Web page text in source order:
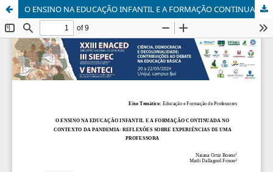
O ENSINO NA EDUCAÇÃO INFANTIL E A FORMAÇÃO CONTINUADA NO CONTEXTO DA PANDEMIA: REFLEXÕES SOBRE EXPERIÊNCIAS DE UMA PROFESSORA